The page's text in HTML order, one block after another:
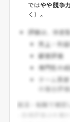
ではやや競争
く）。
評価は、伴走
売上・利
顧客評価
専門性の
チーム貢献
の複合評
就活・転職で確認